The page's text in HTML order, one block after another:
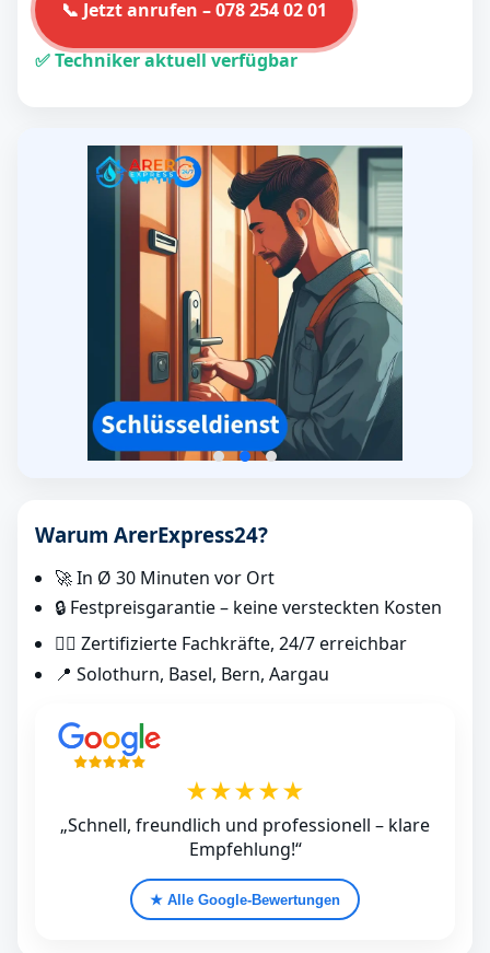
📞 Jetzt anrufen – 078 254 02 01
✅ Techniker aktuell verfügbar
Warum ArerExpress24?
🚀 In Ø 30 Minuten vor Ort
🔒 Festpreisgarantie – keine versteckten Kosten
👷‍♂️ Zertifizierte Fachkräfte, 24/7 erreichbar
📍 Solothurn, Basel, Bern, Aargau
★★★★★
„Schnell, freundlich und professionell – klare
Empfehlung!“
★ Alle Google‑Bewertungen